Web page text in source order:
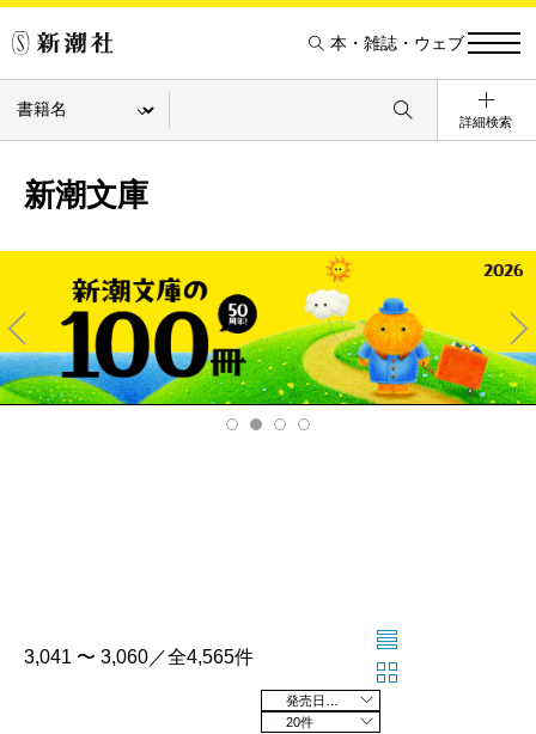
本・雑誌・ウェブ
詳細検索
新潮文庫
Pre
v
Ne
xt
3,041 〜 3,060／全4,565件
20件